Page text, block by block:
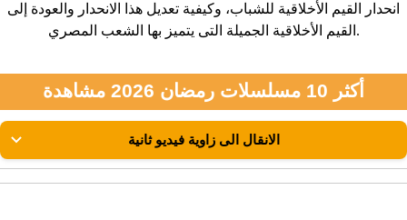
انحدار القيم الأخلاقية للشباب، وكيفية تعديل هذا الانحدار والعودة إلى
القيم الأخلاقية الجميلة التى يتميز بها الشعب المصري.
أكثر 10 مسلسلات رمضان 2026 مشاهدة